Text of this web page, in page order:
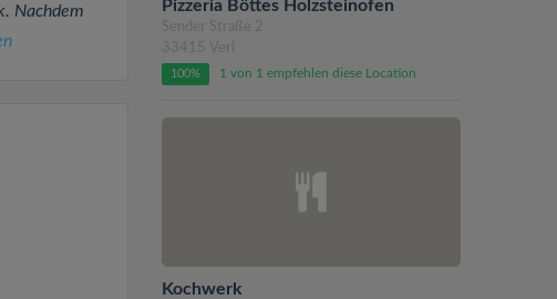
Nachdem
Pizzeria Böttes Holzsteinofen
Sender Straße 2
33415 Verl
100% 1 von 1 empfehlen diese Location
Kochwerk